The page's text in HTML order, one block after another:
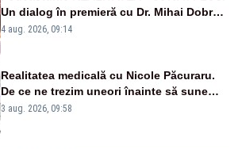
Un dialog în premieră cu Dr. Mihai Dobra –
VIDEO
4 aug. 2026, 09:14
Realitatea medicală cu Nicole Păcuraru.
De ce ne trezim uneori înainte să sune
alarma?
3 aug. 2026, 09:58